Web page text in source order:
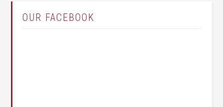
OUR FACEBOOK